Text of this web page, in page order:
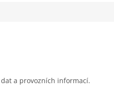
a provozních informací.